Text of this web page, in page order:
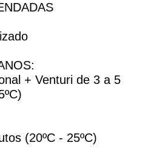
+ Venturi de 3 a 5
(20ºC - 25ºC)